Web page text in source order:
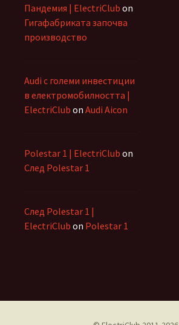
Пандемия | ElectriClub on
Гигафабриката започва
производство
Audi с големи инвестиции
в електромобилността |
ElectriClub on Audi Aicon
Polestar 1 | ElectriClub on
След Polestar 1
След Polestar 1 |
ElectriClub on Polestar 1